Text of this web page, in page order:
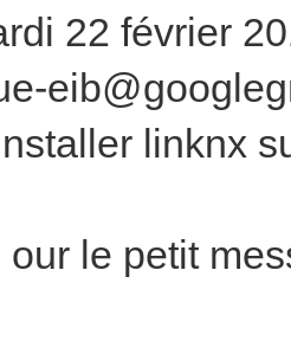
22 février
linknx
our le petit